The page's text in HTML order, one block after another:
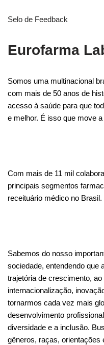
Selo de Feedback
Eurofarma
Somos uma multinacional
com mais de 50 anos de
acesso à saúde para que
e melhor. É isso que move
Com mais de 11 mil
principais segmentos
receituário médico no Brasil.
Sabemos do nosso
sociedade, entendendo que
trajetória de crescimento,
internacionalização,
tornarmos cada vez mais
desenvolvimento
diversidade e a inclusão.
gêneros, raças, orientações